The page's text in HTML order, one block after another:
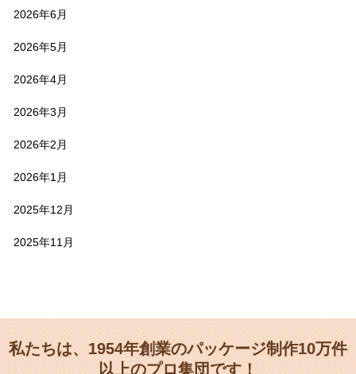
2026年6月
2026年5月
2026年4月
2026年3月
2026年2月
2026年1月
2025年12月
2025年11月
私たちは、1954年創業のパッケージ制作10万件
以上のプロ集団です！